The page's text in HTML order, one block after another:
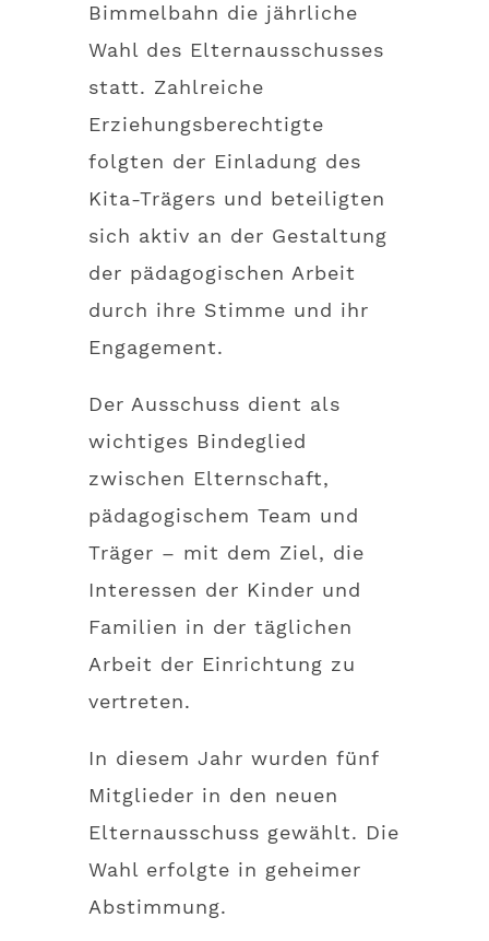
Bimmelbahn die jährliche
Wahl des Elternausschusses
statt. Zahlreiche
Erziehungsberechtigte
folgten der Einladung des
Kita-Trägers und beteiligten
sich aktiv an der Gestaltung
der pädagogischen Arbeit
durch ihre Stimme und ihr
Engagement.
Der Ausschuss dient als
wichtiges Bindeglied
zwischen Elternschaft,
pädagogischem Team und
Träger – mit dem Ziel, die
Interessen der Kinder und
Familien in der täglichen
Arbeit der Einrichtung zu
vertreten.
In diesem Jahr wurden fünf
Mitglieder in den neuen
Elternausschuss gewählt. Die
Wahl erfolgte in geheimer
Abstimmung.